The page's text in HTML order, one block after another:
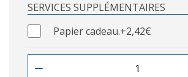
SERVICES SUPPLÉMENTAIRES
Papier cadeau.+2,42€